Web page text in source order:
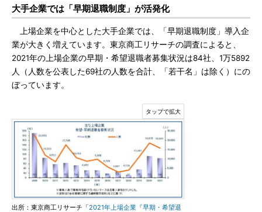
大手企業では「早期退職制度」が活発化
上場企業を中心とした大手企業では、「早期退職制度」導入企
業が大きく増えています。東京商工リサーチの調査によると、
2021年の上場企業の早期・希望退職者募集状況は84社、1万5892
人（人数を公表した69社の人数を合計、「若干名」は除く）にの
ぼっています。
出所：東京商工リサーチ「2021年上場企業『早期・希望退